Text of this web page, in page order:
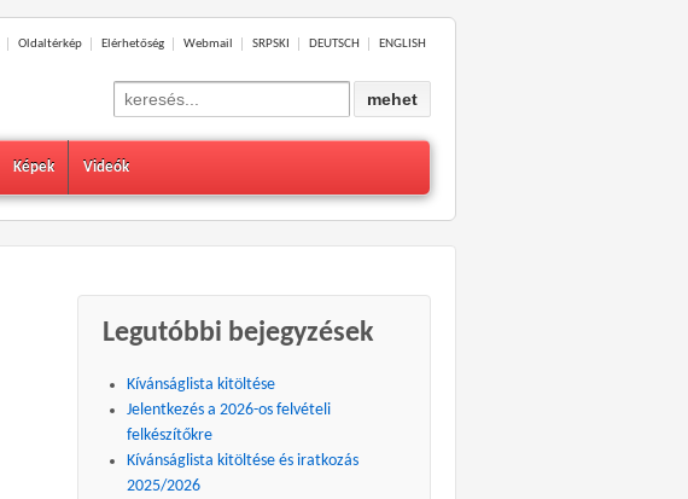
Oldaltérkép Elérhetőség Webmail SRPSKI DEUTSCH ENGLISH
Search
for:
Képek Videók
Legutóbbi bejegyzések
Kívánságlista kitöltése
Jelentkezés a 2026-os felvételi
felkészítőkre
Kívánságlista kitöltése és iratkozás
2025/2026